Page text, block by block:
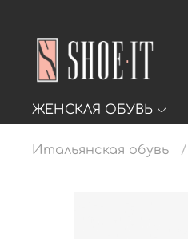
ЖЕНСКАЯ ОБУВЬ
Итальянская обувь